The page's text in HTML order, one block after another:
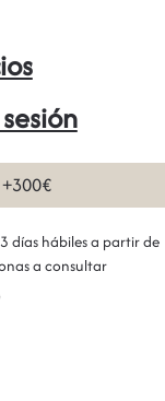
días hábiles a partir de
a consultar